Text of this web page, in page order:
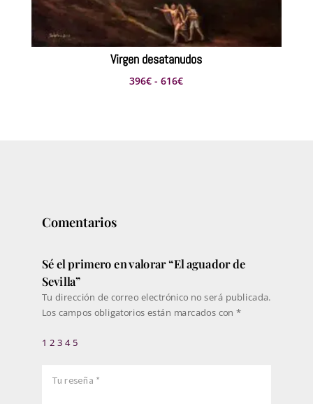
Virgen desatanudos
396€ - 616€Rango
Comentarios
Sé el primero en valorar “El aguador de
Sevilla”
Tu dirección de correo electrónico no será publicada.
Los campos obligatorios están marcados con*
1 2 3 4 5